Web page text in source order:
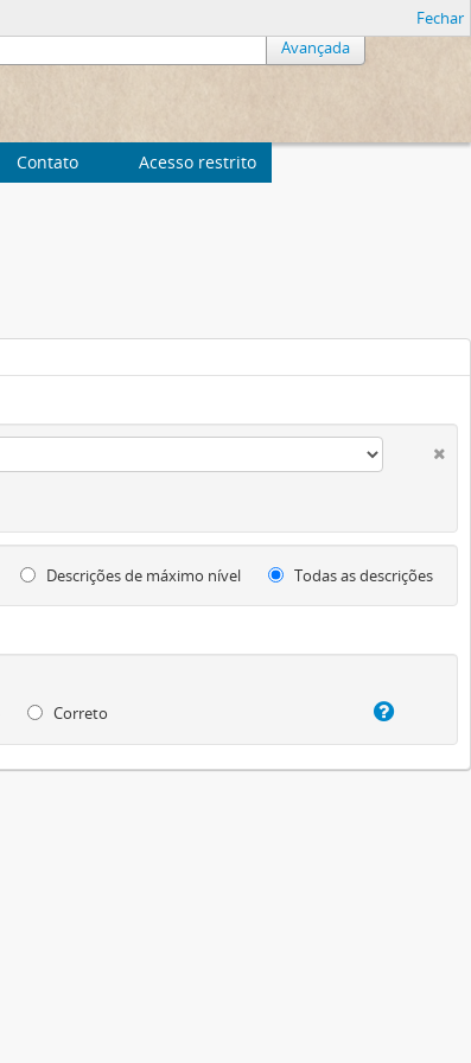
Avançada
Contato Acesso restrito
Fechar
Descrições de máximo nível Todas as descrições
Correto